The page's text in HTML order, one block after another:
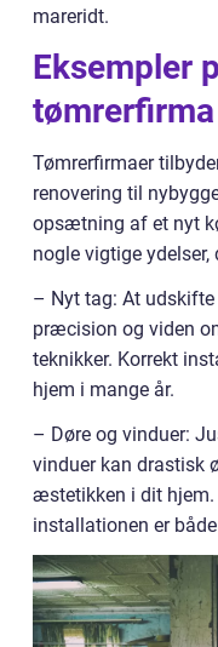
mareridt.
Eksempler
Tømrerfirmaer
renovering til
opsætning af et nyt
nogle vigtige ydelser,
– Nyt tag: At
præcision og viden
teknikker. Korrekt
hjem i mange år.
– Døre og vinduer:
vinduer kan drastisk
æstetikken i dit hjem.
installationen er